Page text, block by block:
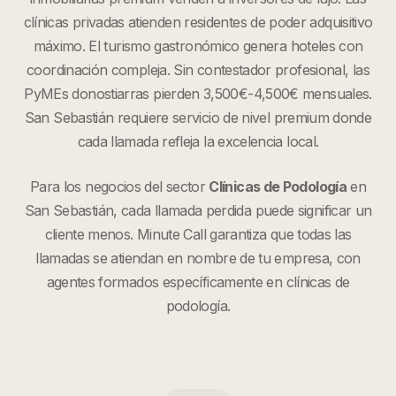
clínicas privadas atienden residentes de poder adquisitivo
máximo. El turismo gastronómico genera hoteles con
coordinación compleja. Sin contestador profesional, las
PyMEs donostiarras pierden 3,500€-4,500€ mensuales.
San Sebastián requiere servicio de nivel premium donde
cada llamada refleja la excelencia local.
Para los negocios del sector Clínicas de Podologíaen
San Sebastián, cada llamada perdida puede significar un
cliente menos. Minute Call garantiza que todas las
llamadas se atiendan en nombre de tu empresa, con
agentes formados específicamente en clínicas de
podología.